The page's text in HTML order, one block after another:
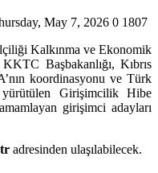
May 7, 2026 0 1807
Kalkınma ve Ekonomik
Başbakanlığı, Kıbrıs
koordinasyonu ve Türk
yürütülen Girişimcilik Hibe
girişimci adayları
adresinden ulaşılabilecek.